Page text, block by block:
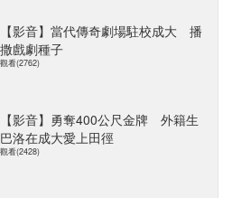
【影音】當代傳奇劇場駐校成大 播
撒戲劇種子
觀看(2762)
【影音】勇奪400公尺金牌 外籍生
巴洛在成大愛上田徑
觀看(2428)